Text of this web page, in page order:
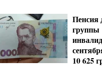
Пенсия
группы
10 625